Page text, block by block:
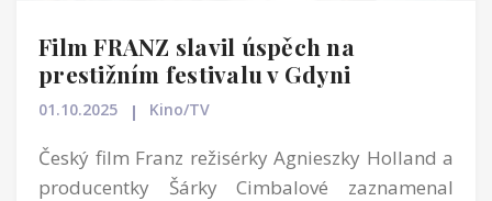
Film FRANZ slavil úspěch na
prestižním festivalu v Gdyni
01.10.2025 Kino/TV
Český film Franz režisérky Agnieszky Holland a
producentky Šárky Cimbalové zaznamenal